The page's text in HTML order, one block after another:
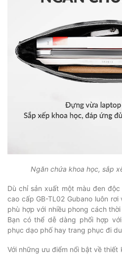
Ngăn chứa khoa học, sắp
Dù chỉ sản xuất một màu đen
cao cấp GB-TL02 Gubano luôn
phù hợp với nhiều phong cách
Bạn có thể dễ dàng phối hợp
phục dạo phố hay trang phục đi
Với những ưu điểm nổi bật về thiết